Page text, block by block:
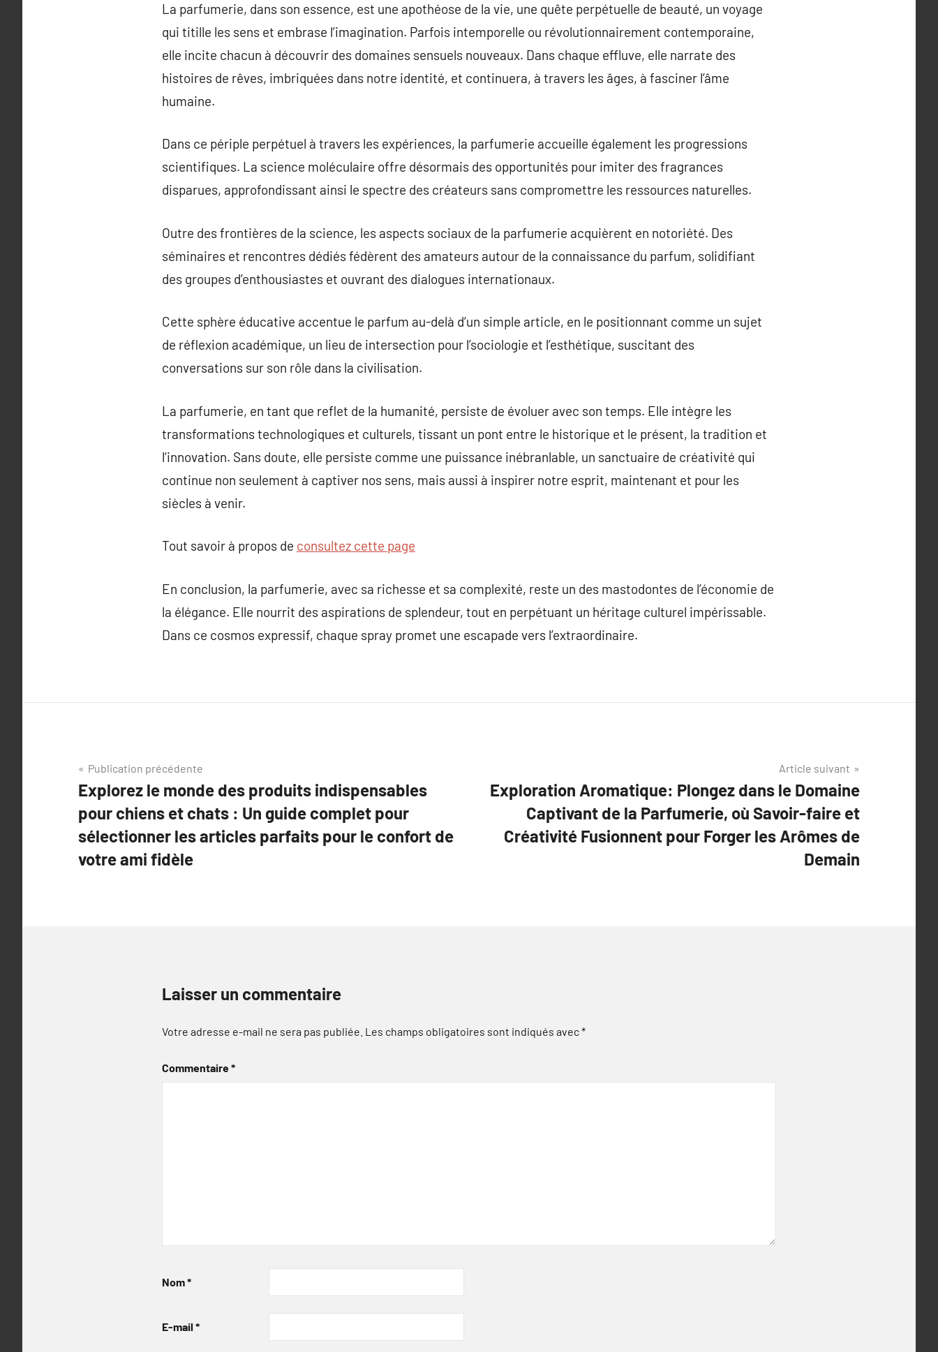
La parfumerie, dans son essence, est une apothéose de la vie, une quête perpétuelle de beauté, un voyage
qui titille les sens et embrase l’imagination. Parfois intemporelle ou révolutionnairement contemporaine,
elle incite chacun à découvrir des domaines sensuels nouveaux. Dans chaque effluve, elle narrate des
histoires de rêves, imbriquées dans notre identité, et continuera, à travers les âges, à fasciner l’âme
humaine.
Dans ce périple perpétuel à travers les expériences, la parfumerie accueille également les progressions
scientifiques. La science moléculaire offre désormais des opportunités pour imiter des fragrances
disparues, approfondissant ainsi le spectre des créateurs sans compromettre les ressources naturelles.
Outre des frontières de la science, les aspects sociaux de la parfumerie acquièrent en notoriété. Des
séminaires et rencontres dédiés fédèrent des amateurs autour de la connaissance du parfum, solidifiant
des groupes d’enthousiastes et ouvrant des dialogues internationaux.
Cette sphère éducative accentue le parfum au-delà d’un simple article, en le positionnant comme un sujet
de réflexion académique, un lieu de intersection pour l’sociologie et l’esthétique, suscitant des
conversations sur son rôle dans la civilisation.
La parfumerie, en tant que reflet de la humanité, persiste de évoluer avec son temps. Elle intègre les
transformations technologiques et culturels, tissant un pont entre le historique et le présent, la tradition et
l’innovation. Sans doute, elle persiste comme une puissance inébranlable, un sanctuaire de créativité qui
continue non seulement à captiver nos sens, mais aussi à inspirer notre esprit, maintenant et pour les
siècles à venir.
Tout savoir à propos de consultez cette page
En conclusion, la parfumerie, avec sa richesse et sa complexité, reste un des mastodontes de l’économie de
la élégance. Elle nourrit des aspirations de splendeur, tout en perpétuant un héritage culturel impérissable.
Dans ce cosmos expressif, chaque spray promet une escapade vers l’extraordinaire.
Navigation
de
l’article
Publication précédente
Explorez le monde des produits indispensables
pour chiens et chats : Un guide complet pour
sélectionner les articles parfaits pour le confort de
votre ami fidèle
Article suivant
Exploration Aromatique: Plongez dans le Domaine
Captivant de la Parfumerie, où Savoir-faire et
Créativité Fusionnent pour Forger les Arômes de
Demain
Laisser un commentaire
Votre adresse e-mail ne sera pas publiée. Les champs obligatoires sont indiqués avec*
Commentaire*
Nom*
E-mail *